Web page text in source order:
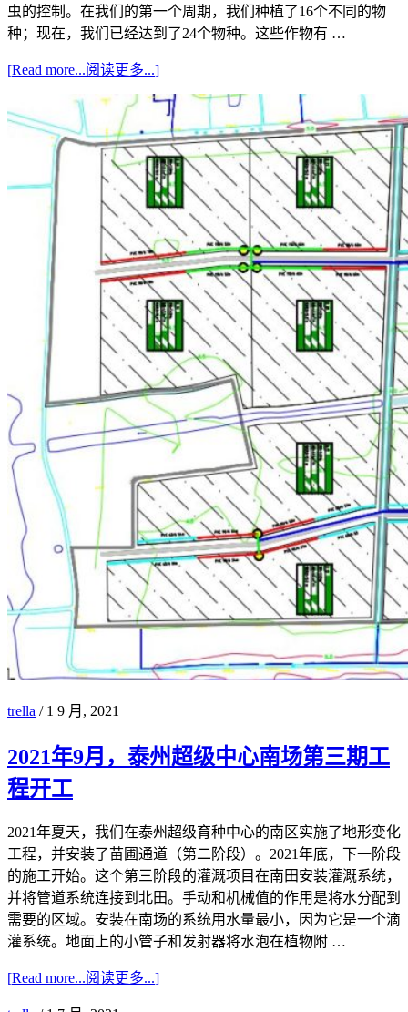
虫的控制。在我们的第一个周期，我们种植了16个不同的物
种；现在，我们已经达到了24个物种。这些作物有 …
[Read more...阅读更多...]
trella / 1 9 月, 2021
2021年9月，泰州超级中心南场第三期工
程开工
2021年夏天，我们在泰州超级育种中心的南区实施了地形变化
工程，并安装了苗圃通道（第二阶段）。2021年底，下一阶段
的施工开始。这个第三阶段的灌溉项目在南田安装灌溉系统，
并将管道系统连接到北田。手动和机械值的作用是将水分配到
需要的区域。安装在南场的系统用水量最小，因为它是一个滴
灌系统。地面上的小管子和发射器将水泡在植物附 …
[Read more...阅读更多...]